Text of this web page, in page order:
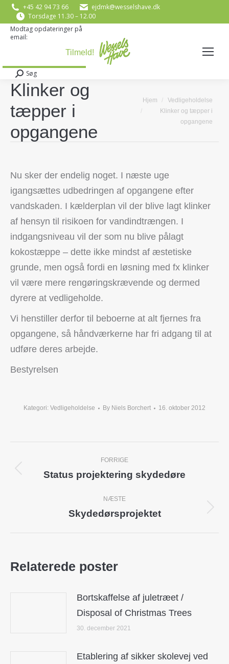
+45 42 94 73 66
ejdmk@wesselshave.dk
Torsdage 11.30 – 12.00
Modtag opdateringer på
email:
Search:
Søg
Klinker og
tæpper i
opgangene
You are here:
Hjem
Vedligeholdelse
Klinker og tæpper i
opgangene
Nu sker der endelig noget. I næste uge
igangsættes udbedringen af opgangene efter
vandskaden. I kælderplan vil der blive lagt klinker
af hensyn til risikoen for vandindtrængen. I
indgangsniveau vil der som nu blive pålagt
kokostæppe – dette ikke mindst af æstetiske
grunde, men også fordi en løsning med fx klinker
vil være mere rengøringskrævende og dermed
dyrere at vedligeholde.
Vi henstiller derfor til beboerne at alt fjernes fra
opgangene, så håndværkerne har fri adgang til at
udføre deres arbejde.
Bestyrelsen
Kategori: Vedligeholdelse By Niels Borchert 16. oktober 2012
navigation
FORRIGE
Previous
Status projektering skydedøre
NÆSTE
Next
Skydedørsprojektet
Relaterede poster
Bortskaffelse af juletræet /
Disposal of Christmas Trees
30. december 2021
Etablering af sikker skolevej ved